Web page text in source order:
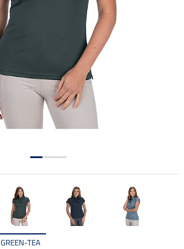
GREEN-TEA